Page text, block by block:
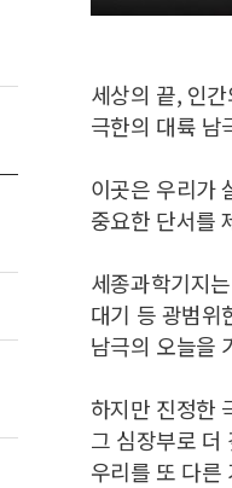
세상의 끝, 인
극한의 대륙 남
이곳은 우리가
중요한 단서를
세종과학기지
대기 등 광범위
남극의 오늘을
하지만 진정한
그 심장부로 더
우리를 또 다른